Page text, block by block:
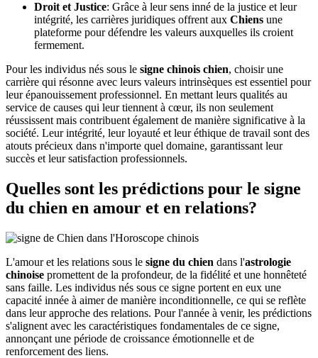
Droit et Justice: Grâce à leur sens inné de la justice et leur
intégrité, les carrières juridiques offrent aux Chiens une
plateforme pour défendre les valeurs auxquelles ils croient
fermement.
Pour les individus nés sous le signe chinois chien, choisir une
carrière qui résonne avec leurs valeurs intrinsèques est essentiel pour
leur épanouissement professionnel. En mettant leurs qualités au
service de causes qui leur tiennent à cœur, ils non seulement
réussissent mais contribuent également de manière significative à la
société. Leur intégrité, leur loyauté et leur éthique de travail sont des
atouts précieux dans n'importe quel domaine, garantissant leur
succès et leur satisfaction professionnels.
Quelles sont les prédictions pour le signe
du chien en amour et en relations?
L'amour et les relations sous le signe du chien dans l'astrologie
chinoise promettent de la profondeur, de la fidélité et une honnêteté
sans faille. Les individus nés sous ce signe portent en eux une
capacité innée à aimer de manière inconditionnelle, ce qui se reflète
dans leur approche des relations. Pour l'année à venir, les prédictions
s'alignent avec les caractéristiques fondamentales de ce signe,
annonçant une période de croissance émotionnelle et de
renforcement des liens.